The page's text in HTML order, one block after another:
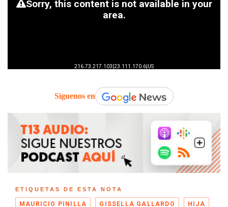
Síguenos en
ETIQUETAS DE ESTA NOTA
MAURICIO PINILLA GISSELLA GALLARDO HIJA